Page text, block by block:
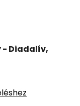
- Diadalív,